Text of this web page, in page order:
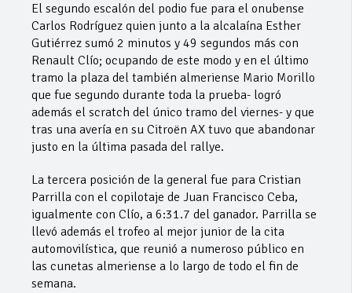
El segundo escalón del podio fue para el onubense
Carlos Rodríguez quien junto a la alcalaína Esther
Gutiérrez sumó 2 minutos y 49 segundos más con
Renault Clío; ocupando de este modo y en el último
tramo la plaza del también almeriense Mario Morillo
que fue segundo durante toda la prueba- logró
además el scratch del único tramo del viernes- y que
tras una avería en su Citroën AX tuvo que abandonar
justo en la última pasada del rallye.
La tercera posición de la general fue para Cristian
Parrilla con el copilotaje de Juan Francisco Ceba,
igualmente con Clío, a 6:31.7 del ganador. Parrilla se
llevó además el trofeo al mejor junior de la cita
automovilística, que reunió a numeroso público en
las cunetas almeriense a lo largo de todo el fin de
semana.